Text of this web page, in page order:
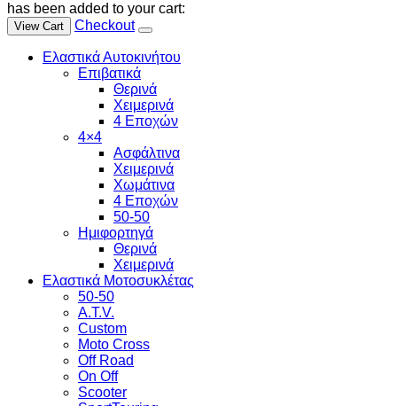
has been added to your cart:
View Cart Checkout
Ελαστικά Αυτοκινήτου
Επιβατικά
Θερινά
Χειμερινά
4 Εποχών
4×4
Ασφάλτινα
Χειμερινά
Χωμάτινα
4 Εποχών
50-50
Ημιφορτηγά
Θερινά
Χειμερινά
Ελαστικά Μοτοσυκλέτας
50-50
A.T.V.
Custom
Moto Cross
Off Road
On Off
Scooter